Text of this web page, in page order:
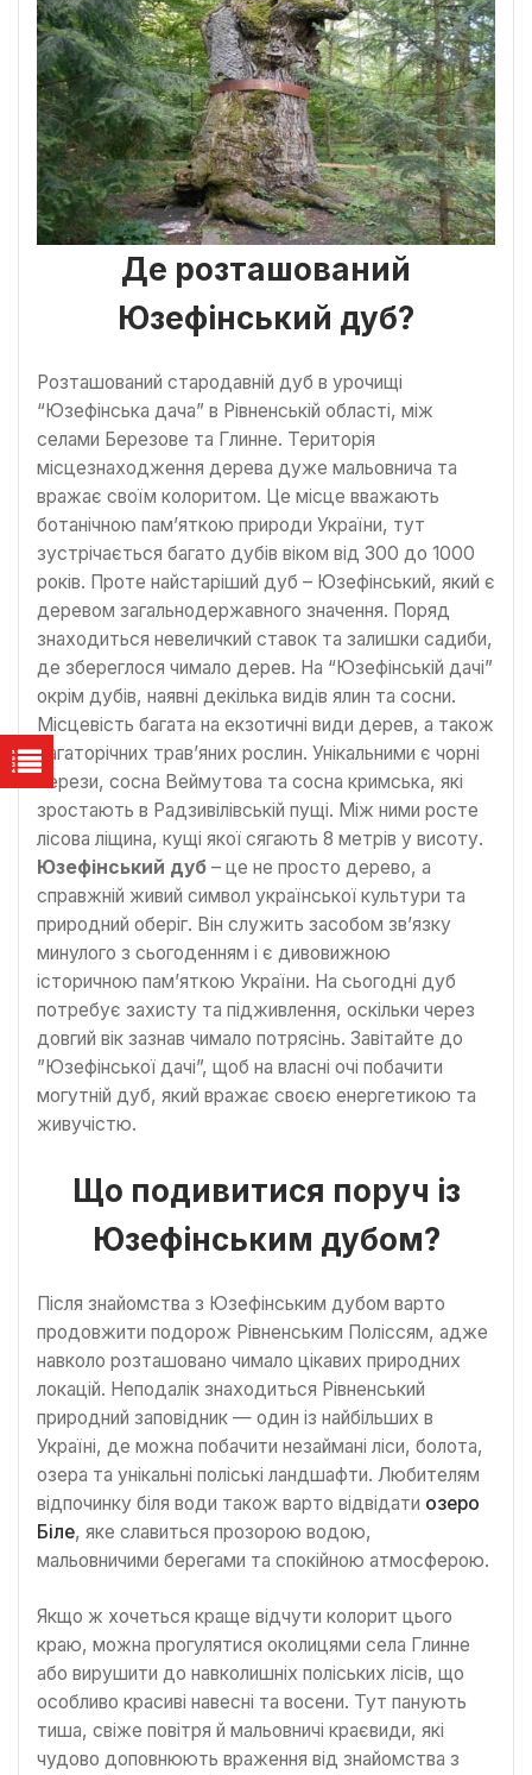
Де розташований
Юзефінський дуб?
Розташований стародавній дуб в урочищі
“Юзефінська дача” в Рівненській області, між
селами Березове та Глинне. Територія
місцезнаходження дерева дуже мальовнича та
вражає своїм колоритом. Це місце вважають
ботанічною пам’яткою природи України, тут
зустрічається багато дубів віком від 300 до 1000
років. Проте найстаріший дуб – Юзефінський, який є
деревом загальнодержавного значення. Поряд
знаходиться невеличкий ставок та залишки садиби,
де збереглося чимало дерев. На “Юзефінській дачі”
окрім дубів, наявні декілька видів ялин та сосни.
Місцевість багата на екзотичні види дерев, а також
багаторічних трав’яних рослин. Унікальними є чорні
берези, сосна Веймутова та сосна кримська, які
зростають в Радзивілівській пущі. Між ними росте
лісова ліщина, кущі якої сягають 8 метрів у висоту.
Юзефінський дуб – це не просто дерево, а
справжній живий символ української культури та
природний оберіг. Він служить засобом зв’язку
минулого з сьогоденням і є дивовижною
історичною пам’яткою України. На сьогодні дуб
потребує захисту та підживлення, оскільки через
довгий вік зазнав чимало потрясінь. Завітайте до
”Юзефінської дачі”, щоб на власні очі побачити
могутній дуб, який вражає своєю енергетикою та
живучістю.
Що подивитися поруч із
Юзефінським дубом?
Після знайомства з Юзефінським дубом варто
продовжити подорож Рівненським Поліссям, адже
навколо розташовано чимало цікавих природних
локацій. Неподалік знаходиться Рівненський
природний заповідник — один із найбільших в
Україні, де можна побачити незаймані ліси, болота,
озера та унікальні поліські ландшафти. Любителям
відпочинку біля води також варто відвідати озеро
Біле, яке славиться прозорою водою,
мальовничими берегами та спокійною атмосферою.
Якщо ж хочеться краще відчути колорит цього
краю, можна прогулятися околицями села Глинне
або вирушити до навколишніх поліських лісів, що
особливо красиві навесні та восени. Тут панують
тиша, свіже повітря й мальовничі краєвиди, які
чудово доповнюють враження від знайомства з